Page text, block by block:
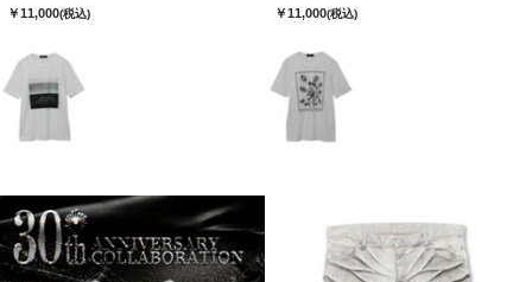
￥11,000(税込) ￥11,000(税込)